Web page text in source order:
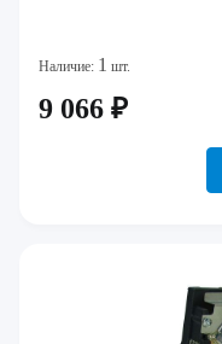
Наличие: 1 шт.
9 066 ₽